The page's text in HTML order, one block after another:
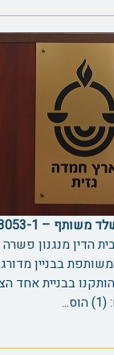
– 83053-1
הדין מנגנון פשרה
בבניין
בבניית אחד